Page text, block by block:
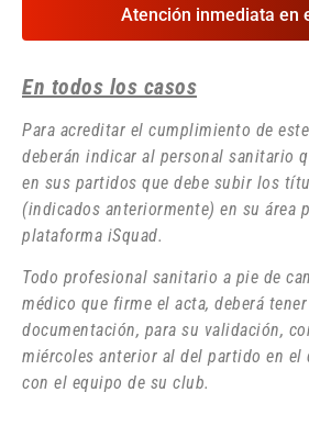
Atención inmediata en
En todos los casos
Para acreditar el cumplimiento de
deberán indicar al personal sanitario
en sus partidos que debe subir los
(indicados anteriormente) en su área
plataforma iSquad.
Todo profesional sanitario a pie de
médico que firme el acta, deberá
documentación, para su validación,
miércoles anterior al del partido en el
con el equipo de su club.